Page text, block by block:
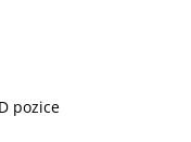
pozice